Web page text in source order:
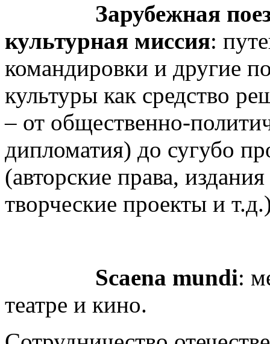
Зарубежная
культурная миссия:
командировки и другие
культуры как средство
– от общественно-
дипломатия) до сугубо
(авторские права,
творческие проекты и
Scaena mundi:
театре и кино.